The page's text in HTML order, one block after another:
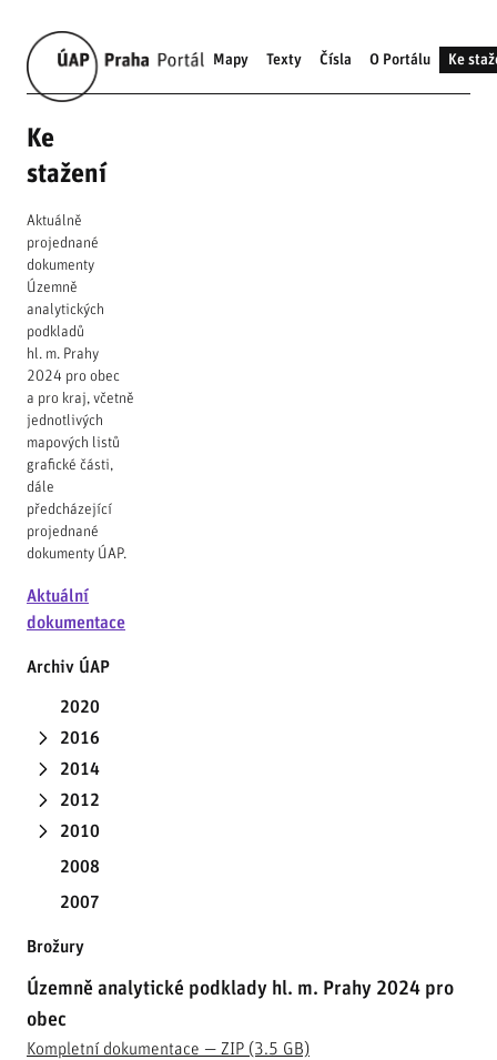
Mapy Texty Čísla O Portálu Ke
Ke
stažení
Aktuálně
projednané
dokumenty
Územně
analytických
podkladů
hl. m. Prahy
2024 pro obec
a pro kraj, včetně
jednotlivých
mapových listů
grafické části,
dále
předcházející
projednané
dokumenty ÚAP.
Aktuální
dokumentace
Archiv ÚAP
2020
2016
2014
2012
2010
2008
2007
Brožury
Územně analytické podklady hl. m. Prahy 2024 pro
obec
Kompletní dokumentace — ZIP (3.5 GB)